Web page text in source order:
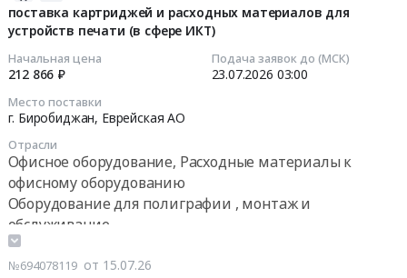
поставка картриджей и расходных материалов для
устройств печати (в сфере ИКТ)
Начальная цена
212 866 ₽
Подача заявок до (МСК)
23.07.2026 03:00
Место поставки
г. Биробиджан, Еврейская АО
Отрасли
Офисное оборудование, Расходные материалы к
офисному оборудованию
Оборудование для полиграфии , монтаж и
обслуживание
№694078119 от 15.07.26